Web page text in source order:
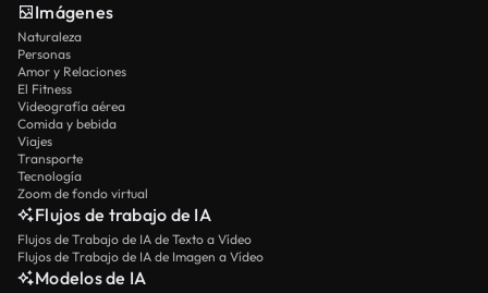
Imágenes
Naturaleza
Personas
Amor y Relaciones
El Fitness
Videografía aérea
Comida y bebida
Viajes
Transporte
Tecnología
Zoom de fondo virtual
Flujos de trabajo de IA
Flujos de Trabajo de IA de Texto a Vídeo
Flujos de Trabajo de IA de Imagen a Vídeo
Modelos de IA